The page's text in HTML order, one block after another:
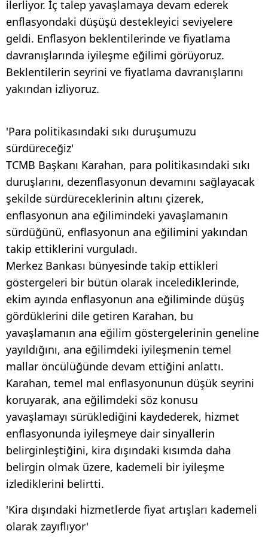
ilerliyor. İç talep yavaşlamaya devam ederek
enflasyondaki düşüşü destekleyici seviyelere
geldi. Enflasyon beklentilerinde ve fiyatlama
davranışlarında iyileşme eğilimi görüyoruz.
Beklentilerin seyrini ve fiyatlama davranışlarını
yakından izliyoruz.
'Para politikasındaki sıkı duruşumuzu
sürdüreceğiz'
TCMB Başkanı Karahan, para politikasındaki sıkı
duruşlarını, dezenflasyonun devamını sağlayacak
şekilde sürdüreceklerinin altını çizerek,
enflasyonun ana eğilimindeki yavaşlamanın
sürdüğünü, enflasyonun ana eğilimini yakından
takip ettiklerini vurguladı.
Merkez Bankası bünyesinde takip ettikleri
göstergeleri bir bütün olarak incelediklerinde,
ekim ayında enflasyonun ana eğiliminde düşüş
gördüklerini dile getiren Karahan, bu
yavaşlamanın ana eğilim göstergelerinin geneline
yayıldığını, ana eğilimdeki iyileşmenin temel
mallar öncülüğünde devam ettiğini anlattı.
Karahan, temel mal enflasyonunun düşük seyrini
koruyarak, ana eğilimdeki söz konusu
yavaşlamayı sürüklediğini kaydederek, hizmet
enflasyonunda iyileşmeye dair sinyallerin
belirginleştiğini, kira dışındaki kısımda daha
belirgin olmak üzere, kademeli bir iyileşme
izlediklerini belirtti.
'Kira dışındaki hizmetlerde fiyat artışları kademeli
olarak zayıflıyor'